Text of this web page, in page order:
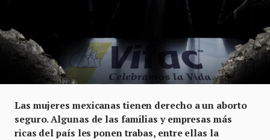
Las mujeres mexicanas tienen derecho a un aborto
seguro. Algunas de las familias y empresas más
ricas del país les ponen trabas, entre ellas la